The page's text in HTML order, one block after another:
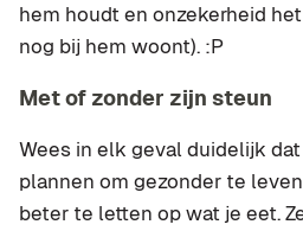
hem houdt en onzekerheid
nog bij hem woont). :P
Met of zonder zijn steun
Wees in elk geval duidelijk
plannen om gezonder te
beter te letten op wat je eet.